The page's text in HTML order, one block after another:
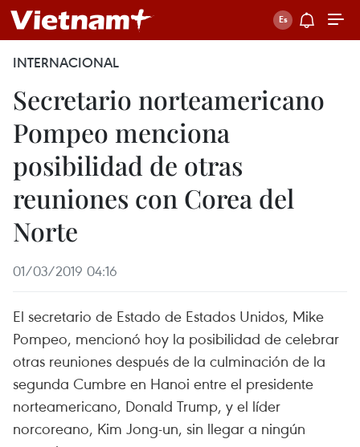
INTERNACIONAL
Secretario norteamericano
Pompeo menciona
posibilidad de otras
reuniones con Corea del
Norte
01/03/2019 04:16
El secretario de Estado de Estados Unidos, Mike
Pompeo, mencionó hoy la posibilidad de celebrar
otras reuniones después de la culminación de la
segunda Cumbre en Hanoi entre el presidente
norteamericano, Donald Trump, y el líder
norcoreano, Kim Jong-un, sin llegar a ningún